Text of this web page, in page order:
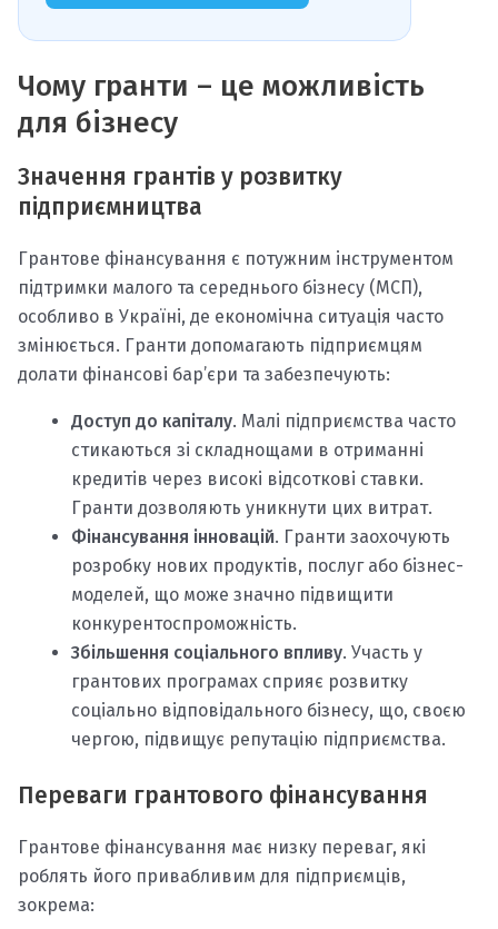
Чому гранти – це можливість
для бізнесу
Значення грантів у розвитку
підприємництва
Грантове фінансування є потужним інструментом
підтримки малого та середнього бізнесу (МСП),
особливо в Україні, де економічна ситуація часто
змінюється. Гранти допомагають підприємцям
долати фінансові бар’єри та забезпечують:
Доступ до капіталу. Малі підприємства часто
стикаються зі складнощами в отриманні
кредитів через високі відсоткові ставки.
Гранти дозволяють уникнути цих витрат.
Фінансування інновацій. Гранти заохочують
розробку нових продуктів, послуг або бізнес-
моделей, що може значно підвищити
конкурентоспроможність.
Збільшення соціального впливу. Участь у
грантових програмах сприяє розвитку
соціально відповідального бізнесу, що, своєю
чергою, підвищує репутацію підприємства.
Переваги грантового фінансування
Грантове фінансування має низку переваг, які
роблять його привабливим для підприємців,
зокрема: